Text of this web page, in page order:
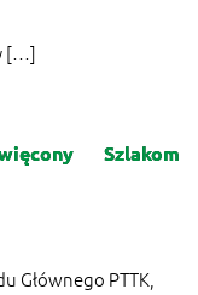
[…]
Szlakom
Głównego PTTK,